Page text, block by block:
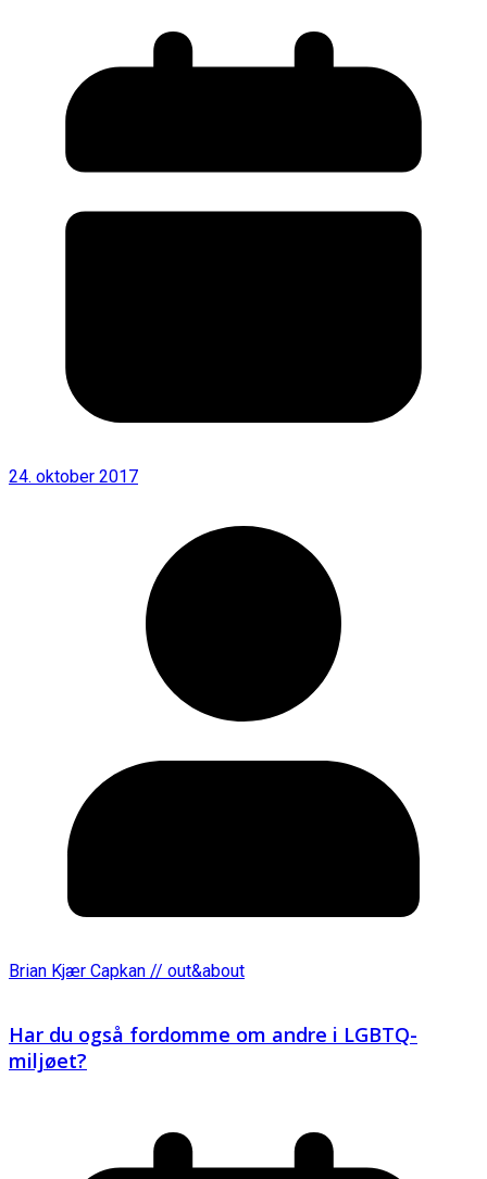
24. oktober 2017
Brian Kjær Capkan // out&about
Har du også fordomme om andre i LGBTQ-
miljøet?